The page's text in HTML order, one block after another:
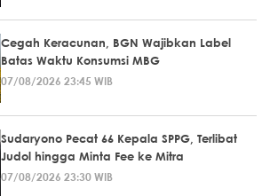
Cegah Keracunan, BGN Wajibkan Label
Batas Waktu Konsumsi MBG
07/08/2026 23:45 WIB
Sudaryono Pecat 66 Kepala SPPG, Terlibat
Judol hingga Minta Fee ke Mitra
07/08/2026 23:30 WIB